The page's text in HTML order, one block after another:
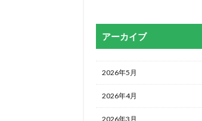
アーカイブ
2026年5月
2026年4月
2026年3月